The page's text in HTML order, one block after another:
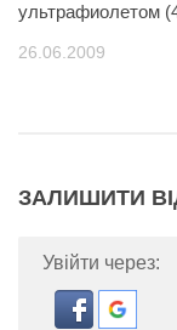
ультрафиолетом
26.06.2009
ЗАЛИШИТИ
Увійти через: